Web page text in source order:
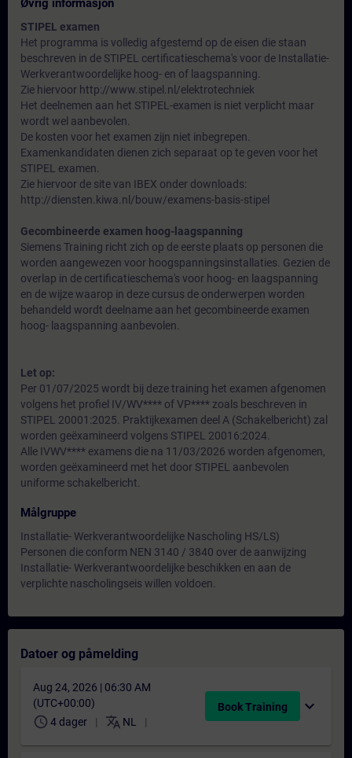
Øvrig informasjon
STIPEL examen
Het programma is volledig afgestemd op de eisen die staan
beschreven in de STIPEL certificatieschema's voor de Installatie-
Werkverantwoordelijke hoog- en of laagspanning.
Zie hiervoor http://www.stipel.nl/elektrotechniek
Het deelnemen aan het STIPEL-examen is niet verplicht maar
wordt wel aanbevolen.
De kosten voor het examen zijn niet inbegrepen.
Examenkandidaten dienen zich separaat op te geven voor het
STIPEL examen.
Zie hiervoor de site van IBEX onder downloads:
http://diensten.kiwa.nl/bouw/examens-basis-stipel
Gecombineerde examen hoog-laagspanning
Siemens Training richt zich op de eerste plaats op personen die
worden aangewezen voor hoogspanningsinstallaties. Gezien de
overlap in de certificatieschema's voor hoog- en laagspanning
en de wijze waarop in deze cursus de onderwerpen worden
behandeld wordt deelname aan het gecombineerde examen
hoog- laagspanning aanbevolen.
Let op:
Per 01/07/2025 wordt bij deze training het examen afgenomen
volgens het profiel IV/WV**** of VP**** zoals beschreven in
STIPEL 20001:2025. Praktijkexamen deel A (Schakelbericht) zal
worden geëxamineerd volgens STIPEL 20016:2024.
Alle IVWV**** examens die na 11/03/2026 worden afgenomen,
worden geëxamineerd met het door STIPEL aanbevolen
uniforme schakelbericht.
Målgruppe
Installatie- Werkverantwoordelijke Nascholing HS/LS)
Personen die conform NEN 3140 / 3840 over de aanwijzing
Installatie- Werkverantwoordelijke beschikken en aan de
verplichte nascholingseis willen voldoen.
Datoer og påmelding
Aug 24, 2026 | 06:30 AM
(UTC+00:00)
schedule 4 dager translate NL
Book Training expand_more